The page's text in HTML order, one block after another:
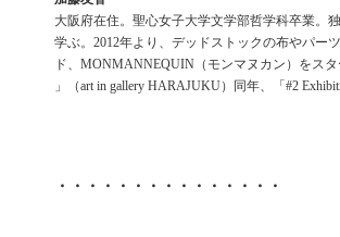
大阪府在住。聖心女子大学文学部哲学科卒業。
学ぶ。2012年より、デッドストックの布やパー
ド、MONMANNEQUIN（モンマヌカン）をス
」（art in gallery HARAJUKU）同年、「#2
・・・・・・・・・・・・・・・